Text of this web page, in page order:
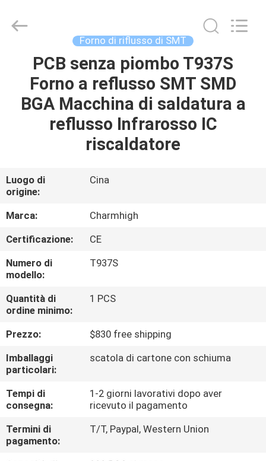
CASA
PRODOTTI
SU
DI
NOI
VISITA
ALLA
FABBRICA
CONTROLLO
DELLA
QUALITÀ
CONTATTACI
NOTIZIA
CHARMHIGH
Forno di riflusso di SMT
PCB senza piombo T937S
Forno a reflusso SMT SMD
BGA Macchina di saldatura a
reflusso Infrarosso IC
riscaldatore
Luogo di
origine:
Cina
Marca:
Charmhigh
Certificazione:
CE
Numero di
modello:
T937S
Quantità di
ordine minimo:
1 PCS
Prezzo:
$830 free shipping
Imballaggi
particolari:
scatola di cartone con schiuma
Tempi di
consegna:
1-2 giorni lavorativi dopo aver
ricevuto il pagamento
Termini di
pagamento:
T/T, Paypal, Western Union